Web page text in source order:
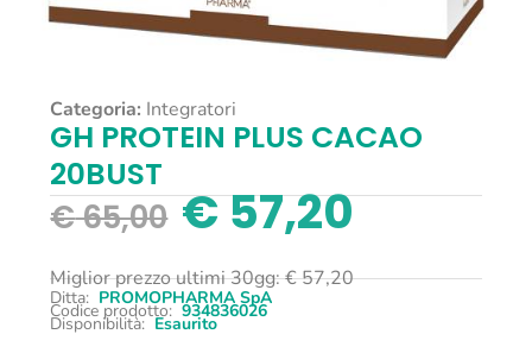
Categoria: Integratori
GH PROTEIN PLUS CACAO
20BUST
€65,00 €57,20
Miglior prezzo ultimi 30gg:€57,20
Ditta: PROMOPHARMA SpA
Codice prodotto: 934836026
Disponibilità: Esaurito